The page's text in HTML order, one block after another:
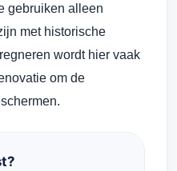
gebruiken alleen
met historische
wordt hier vaak
om de